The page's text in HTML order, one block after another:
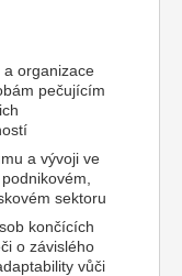
organizace
pečujícím
a vývoji ve
sektoru
končících
o závislého
vůči